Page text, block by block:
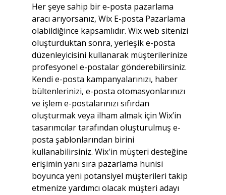
Her şeye sahip bir e-posta pazarlama
aracı arıyorsanız, Wix E-posta Pazarlama
olabildiğince kapsamlıdır. Wix web sitenizi
oluşturduktan sonra, yerleşik e-posta
düzenleyicisini kullanarak müşterilerinize
profesyonel e-postalar gönderebilirsiniz.
Kendi e-posta kampanyalarınızı, haber
bültenlerinizi, e-posta otomasyonlarınızı
ve işlem e-postalarınızı sıfırdan
oluşturmak veya ilham almak için Wix’in
tasarımcılar tarafından oluşturulmuş e-
posta şablonlarından birini
kullanabilirsiniz. Wix'in müşteri desteğine
erişimin yanı sıra pazarlama hunisi
boyunca yeni potansiyel müşterileri takip
etmenize yardımcı olacak müşteri adayı